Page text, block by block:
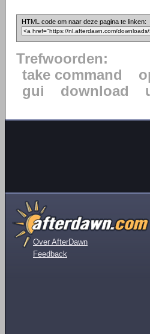
HTML code om naar deze pagina te linken:
Trefwoorden:
take command
gui
download
Over AfterDawn
Feedback